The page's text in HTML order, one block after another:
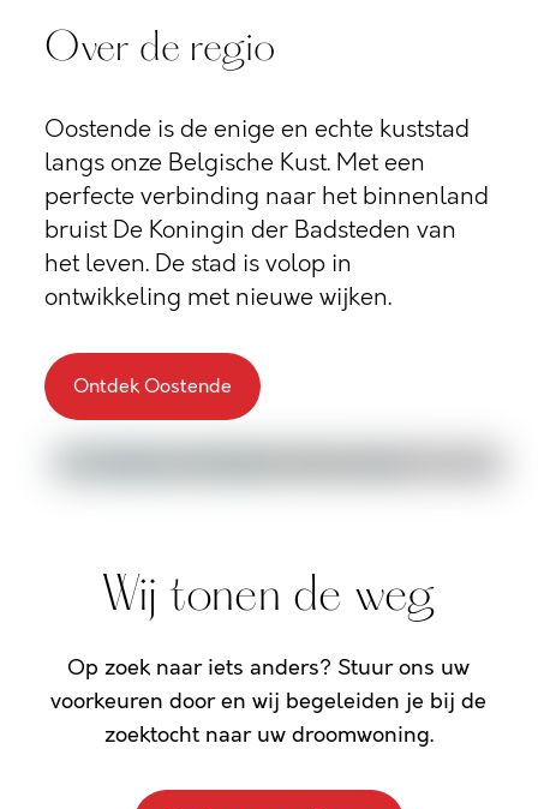
Over de regio
Oostende is de enige en echte kuststad
langs onze Belgische Kust. Met een
perfecte verbinding naar het binnenland
bruist De Koningin der Badsteden van
het leven. De stad is volop in
ontwikkeling met nieuwe wijken.
Ontdek Oostende
Wij tonen de weg
Op zoek naar iets anders? Stuur ons uw
voorkeuren door en wij begeleiden je bij de
zoektocht naar uw droomwoning.